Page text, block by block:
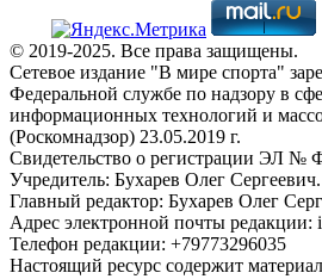
© 2019-2025. Все права защищены.
Сетевое издание "В мире спорта"
Федеральной службе по надзору в
информационных технологий и
(Роскомнадзор) 23.05.2019 г.
Свидетельство о регистрации ЭЛ №
Учредитель: Бухарев Олег Сергеевич.
Главный редактор: Бухарев Олег
Адрес электронной почты редакции:
Телефон редакции: +79773296035
Настоящий ресурс содержит